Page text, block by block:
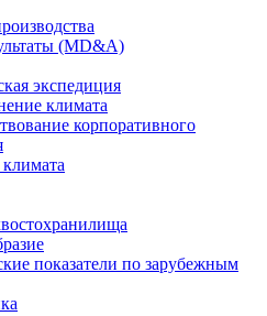
(MD&A)
экспедиция
климата
корпоративного
показатели по зарубежным